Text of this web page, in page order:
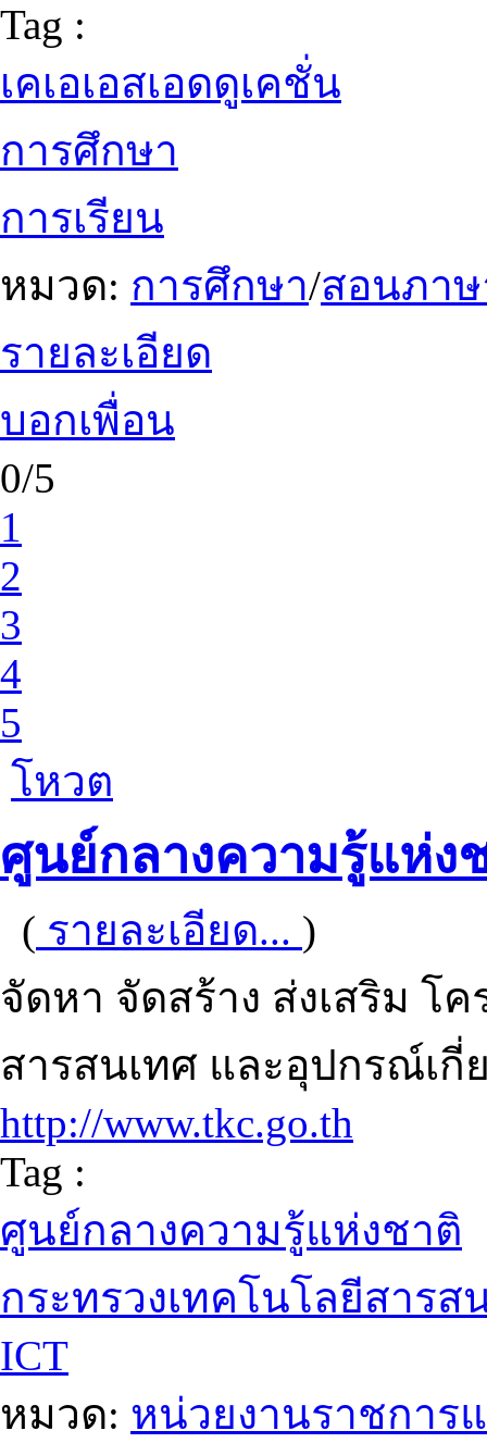
Tag :
เคเอเอสเอดดูเคชั่น
การศึกษา
การเรียน
หมวด: การศึกษา/สอนภา
รายละเอียด
บอกเพื่อน
0/5
1
2
3
4
5
โหวต
ศูนย์กลางความรู้แห่ง
( รายละเอียด... )
จัดหา จัดสร้าง ส่งเสริม โ
สารสนเทศ และอุปกรณ์เกี่
http://www.tkc.go.th
Tag :
ศูนย์กลางความรู้แห่งชาติ
กระทรวงเทคโนโลยีสารส
ICT
หมวด: หน่วยงานราชการ